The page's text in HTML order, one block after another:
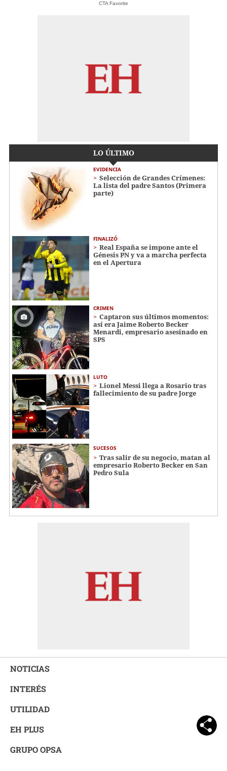
CTA Favorite
LO ÚLTIMO
EVIDENCIA
Selección de Grandes Crímenes:
La lista del padre Santos (Primera
parte)
FINALIZÓ
Real España se impone ante el
Génesis PN y va a marcha perfecta
en el Apertura
CRIMEN
Captaron sus últimos momentos:
así era Jaime Roberto Becker
Menardi​​​, empresario asesinado en
SPS
LUTO
Lionel Messi llega a Rosario tras
fallecimiento de su padre Jorge
SUCESOS
Tras salir de su negocio, matan al
empresario Roberto Becker en San
Pedro Sula
NOTICIAS
INTERÉS
UTILIDAD
EH PLUS
GRUPO OPSA